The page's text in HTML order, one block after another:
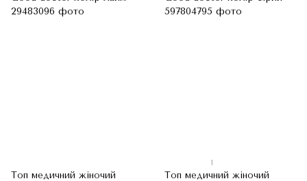
Топ медичний жіночий
1
Топ медичний жіночий